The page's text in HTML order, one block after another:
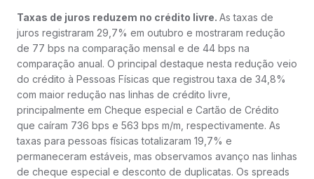
Taxas de juros reduzem no crédito livre. As taxas de
juros registraram 29,7% em outubro e mostraram redução
de 77 bps na comparação mensal e de 44 bps na
comparação anual. O principal destaque nesta redução veio
do crédito à Pessoas Físicas que registrou taxa de 34,8%
com maior redução nas linhas de crédito livre,
principalmente em Cheque especial e Cartão de Crédito
que caíram 736 bps e 563 bps m/m, respectivamente. As
taxas para pessoas físicas totalizaram 19,7% e
permaneceram estáveis, mas observamos avanço nas linhas
de cheque especial e desconto de duplicatas. Os spreads